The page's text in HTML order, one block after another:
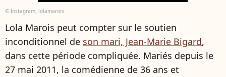
© Instagram, lolamarois
Lola Marois peut compter sur le soutien
inconditionnel de son mari, Jean-Marie Bigard,
dans cette période compliquée. Mariés depuis le
27 mai 2011, la comédienne de 36 ans et